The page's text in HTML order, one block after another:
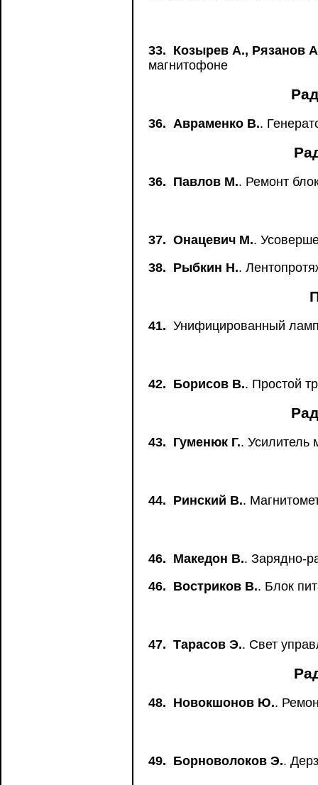
33. Козырев А., Рязанов
магнитофоне
36. Авраменко В..
36. Павлов М.. Ремонт
37. Онацевич М..
38. Рыбкин Н..
41. Унифицированный
42. Борисов В.. Простой
43. Гуменюк Г.. Усилитель
44. Ринский В..
46. Македон В.. Зарядно-
46. Востриков В.. Блок
47. Тарасов Э.. Свет
48. Новокшонов Ю..
49. Борноволоков Э..